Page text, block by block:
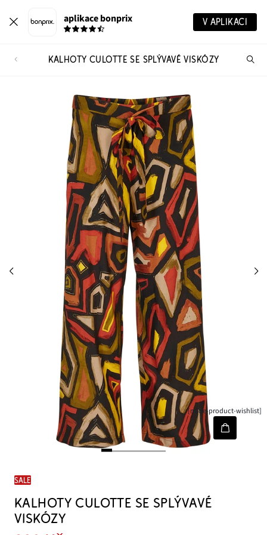
aplikace bonprix V APLIKACI
KALHOTY CULOTTE SE SPLÝVAVÉ VISKÓZY
[node-product-wishlist]
SALE
KALHOTY CULOTTE SE SPLÝVAVÉ
VISKÓZY